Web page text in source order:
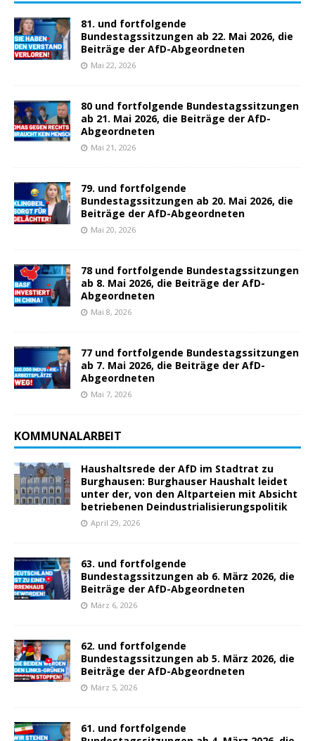
81. und fortfolgende
Bundestagssitzungen ab 22. Mai 2026, die
Beiträge der AfD-Abgeordneten
Mai 22, 2026
80 und fortfolgende Bundestagssitzungen
ab 21. Mai 2026, die Beiträge der AfD-
Abgeordneten
Mai 21, 2026
79. und fortfolgende
Bundestagssitzungen ab 20. Mai 2026, die
Beiträge der AfD-Abgeordneten
Mai 20, 2026
78 und fortfolgende Bundestagssitzungen
ab 8. Mai 2026, die Beiträge der AfD-
Abgeordneten
Mai 8, 2026
77 und fortfolgende Bundestagssitzungen
ab 7. Mai 2026, die Beiträge der AfD-
Abgeordneten
Mai 7, 2026
KOMMUNALARBEIT
Haushaltsrede der AfD im Stadtrat zu
Burghausen: Burghauser Haushalt leidet
unter der, von den Altparteien mit Absicht
betriebenen Deindustrialisierungspolitik
April 29, 2026
63. und fortfolgende
Bundestagssitzungen ab 6. März 2026, die
Beiträge der AfD-Abgeordneten
März 6, 2026
62. und fortfolgende
Bundestagssitzungen ab 5. März 2026, die
Beiträge der AfD-Abgeordneten
März 5, 2026
61. und fortfolgende